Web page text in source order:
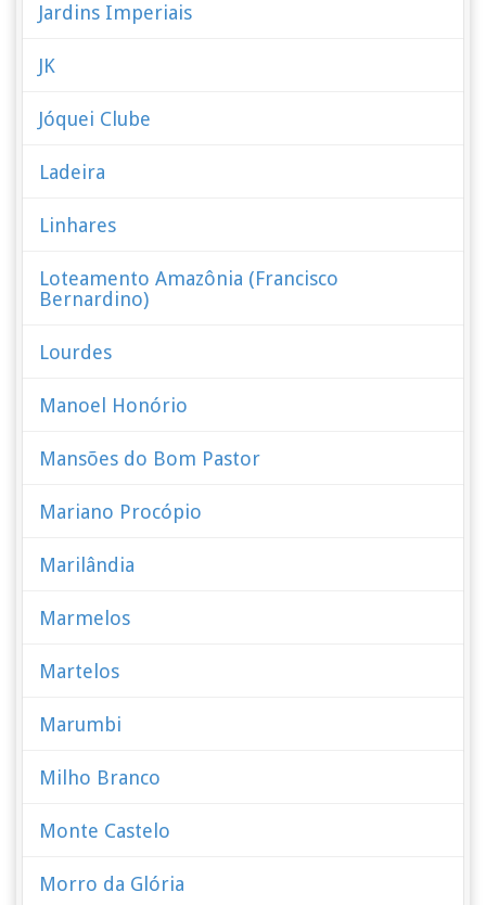
Jardins Imperiais
JK
Jóquei Clube
Ladeira
Linhares
Loteamento Amazônia (Francisco
Bernardino)
Lourdes
Manoel Honório
Mansões do Bom Pastor
Mariano Procópio
Marilândia
Marmelos
Martelos
Marumbi
Milho Branco
Monte Castelo
Morro da Glória